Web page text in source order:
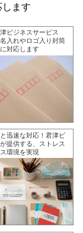
ます
ビジネスサービス
入れやロゴ入り封筒
対応します
迅速な対応！君津ビ
提供する、ストレス
環境を実現